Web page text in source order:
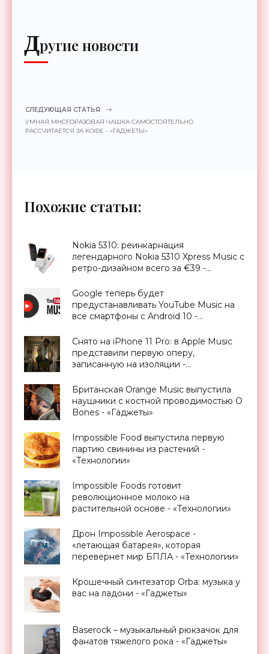
Другие новости
СЛЕДУЮЩАЯ СТАТЬЯ
УМНАЯ МНОГОРАЗОВАЯ ЧАШКА САМОСТОЯТЕЛЬНО
РАССЧИТАЕТСЯ ЗА КОФЕ - «ГАДЖЕТЫ»
Похожие статьи:
Nokia 5310: реинкарнация
легендарного Nokia 5310 Xpress Music с
ретро-дизайном всего за €39 -
Google теперь будет
предустанавливать YouTube Music на
все смартфоны с Android 10 -
Снято на iPhone 11 Pro: в Apple Music
представили первую оперу,
записанную на изоляции -
Британская Orange Music выпустила
наушники с костной проводимостью O
Bones - «Гаджеты»
Impossible Food выпустила первую
партию свинины из растений -
«Технологии»
Impossible Foods готовит
революционное молоко на
растительной основе - «Технологии»
Дрон Impossible Aerospace -
«летающая батарея», которая
перевернет мир БПЛА - «Технологии»
Крошечный синтезатор Orba: музыка у
вас на ладони - «Гаджеты»
Baserock – музыкальный рюкзачок для
фанатов тяжелого рока - «Гаджеты»